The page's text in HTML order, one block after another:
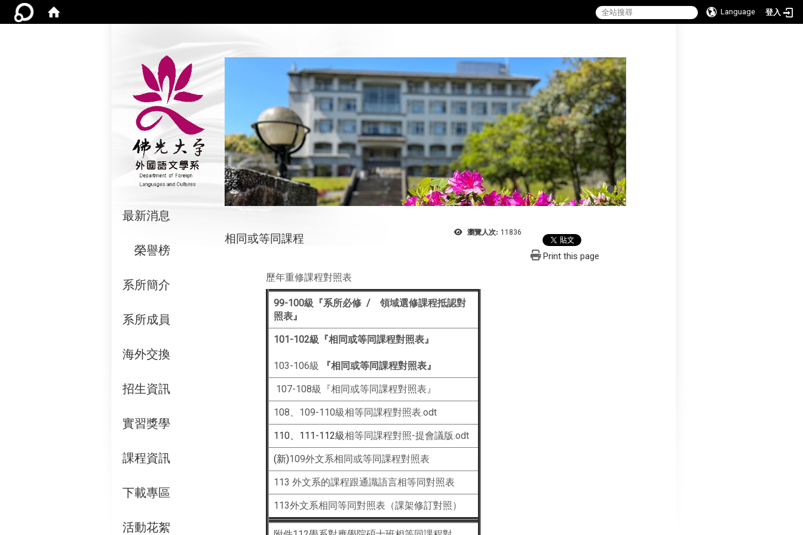
Language 登入
最新消息
榮譽榜
系所簡介
系所成員
海外交換
招生資訊
實習獎學
課程資訊
下載專區
活動花絮
瀏覽人次: 11836
相同或等同課程
歷年重修課程對照表
99-100級『系所必修 / 領域選修課程抵認對
照表』
101-102級『相同或等同課程對照表』
103-106級 『相同或等同課程對照表』
107-108級『相同或等同課程對照表』
108、109-110級相等同課程對照表.odt
110、111-112級相等同課程對照-提會議版.odt
(新)109外文系相同或等同課程對照表
113 外文系的課程跟通識語言相等同對照表
113外文系相同等同對照表（課架修訂對照）
Print this page